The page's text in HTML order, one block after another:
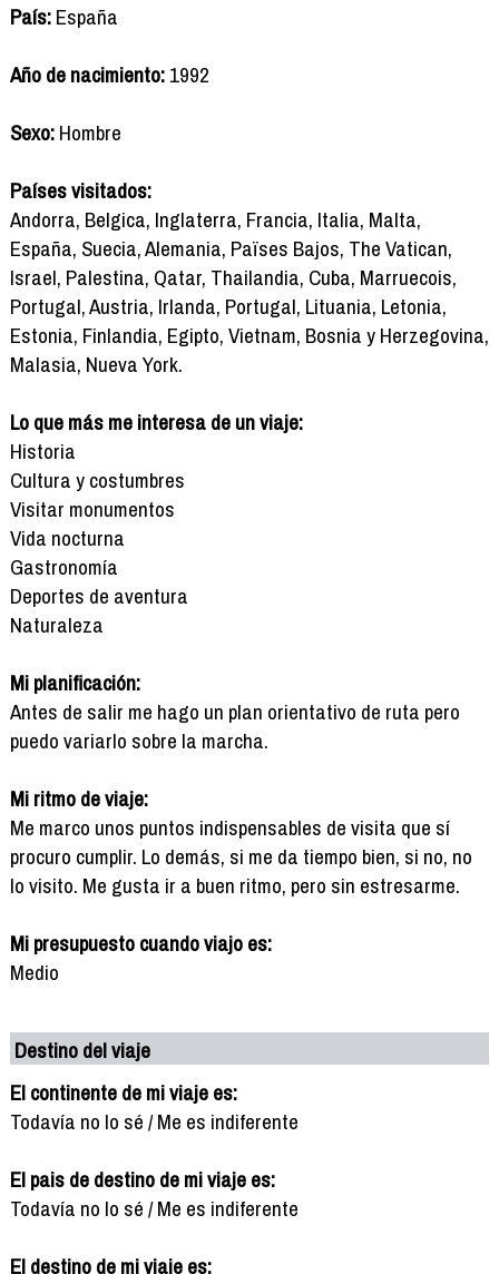
País:España
Año de nacimiento:1992
Sexo:Hombre
Países visitados:
Andorra, Belgica, Inglaterra, Francia, Italia, Malta,
España, Suecia, Alemania, Païses Bajos, The Vatican,
Israel, Palestina, Qatar, Thailandia, Cuba, Marruecois,
Portugal, Austria, Irlanda, Portugal, Lituania, Letonia,
Estonia, Finlandia, Egipto, Vietnam, Bosnia y Herzegovina,
Malasia, Nueva York.
Lo que más me interesa de un viaje:
Historia
Cultura y costumbres
Visitar monumentos
Vida nocturna
Gastronomía
Deportes de aventura
Naturaleza
Mi planificación:
Antes de salir me hago un plan orientativo de ruta pero
puedo variarlo sobre la marcha.
Mi ritmo de viaje:
Me marco unos puntos indispensables de visita que sí
procuro cumplir. Lo demás, si me da tiempo bien, si no, no
lo visito. Me gusta ir a buen ritmo, pero sin estresarme.
Mi presupuesto cuando viajo es:
Medio
Destino del viaje
El continente de mi viaje es:
Todavía no lo sé / Me es indiferente
El pais de destino de mi viaje es:
Todavía no lo sé / Me es indiferente
El destino de mi viaje es: